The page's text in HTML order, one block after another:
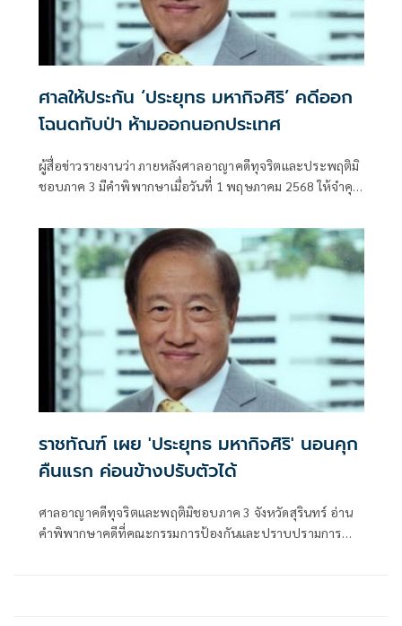
ศาลให้ประกัน ‘ประยุทธ มหากิจศิริ’ คดีออก
โฉนดทับป่า ห้ามออกนอกประเทศ
ผู้สื่อข่าวรายงานว่า ภายหลังศาลอาญาคดีทุจริตและประพฤติมิ
ชอบภาค 3 มีคำพิพากษาเมื่อวันที่ 1 พฤษภาคม 2568 ให้จำคุก
ราชทัณฑ์ เผย 'ประยุทธ มหากิจศิริ' นอนคุก
คืนแรก ค่อนข้างปรับตัวได้
ศาลอาญาคดีทุจริตและพฤติมิชอบภาค 3 จังหวัดสุรินทร์ อ่าน
คำพิพากษาคดีที่คณะกรรมการป้องกันและปราบปรามการ